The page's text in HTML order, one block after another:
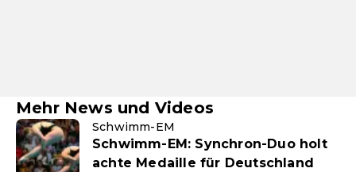
Mehr News und Videos
Schwimm-EM
Schwimm-EM: Synchron-Duo holt
achte Medaille für Deutschland